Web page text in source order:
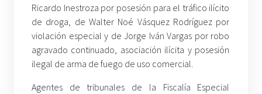
Ricardo Inestroza por posesión para el tráfico ilícito
de droga, de Walter Noé Vásquez Rodríguez por
violación especial y de Jorge Iván Vargas por robo
agravado continuado, asociación ilícita y posesión
ilegal de arma de fuego de uso comercial.
Agentes de tribunales de la Fiscalía Especial